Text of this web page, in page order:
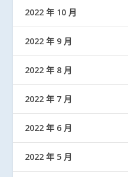
2022 年 10 月
2022 年 9 月
2022 年 8 月
2022 年 7 月
2022 年 6 月
2022 年 5 月